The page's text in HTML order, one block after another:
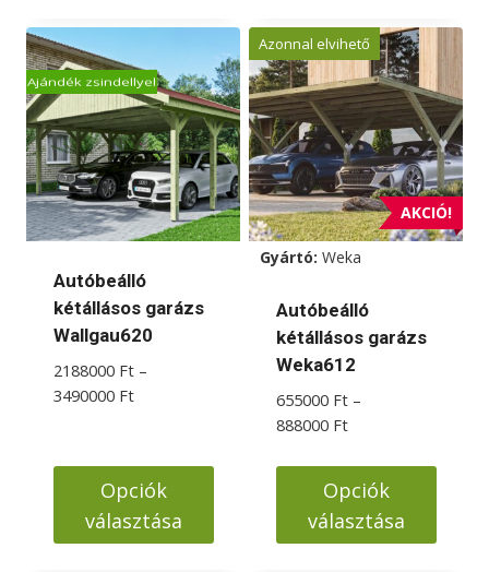
a
terméknek
több
variációja
van.
A
változatok
a
termékoldalon
választhatók
ki
Ajándék zsindellyel
Autóbeálló
kétállásos garázs
Wallgau620
2188000 Ft –
3490000 FtÁrtartomány:
3490000 Ft
Opciók
választása
AKCIÓ!
Azonnal elvihető
Gyártó: Weka
Autóbeálló
kétállásos garázs
Weka612
655000 Ft –
888000 FtÁrtartomány:
-
888000 Ft
Opciók
választása